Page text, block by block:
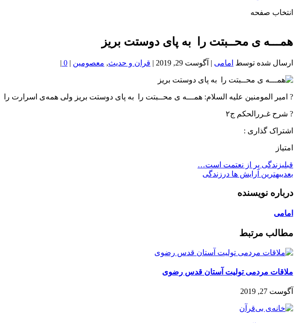
انتخاب صفحه
خون
شمال
همـــه ‌ی محــبتت را به پای دوستت بریز
ارسال شده توسط امامی | آگوست 29, 2019 | قران و حدیث, معصومین |
0
|
? امیر المومنین علیه السلام: همـــه ‌ی محــبتت را به پای دوستت بریز ولی همه‌ی اسرارت را در
? شرح غـررالحکم ج۲
اشتراک گذاری :
امتیاز
قبلیزندگی پر از نعتمت است…
بعدیبهترین آرایش ها درزندگی
درباره نویسنده
امامی
مطالب مرتبط
ملاقات مردمی تولیت آستان قدس رضوی
آگوست 27, 2019